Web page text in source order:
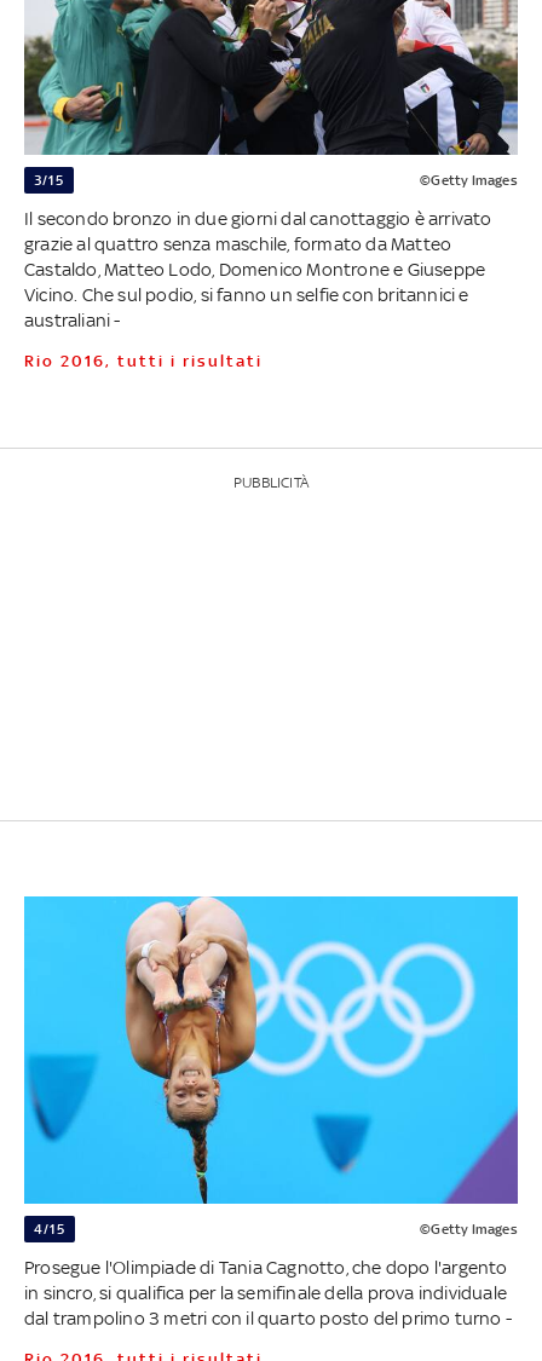
3/15 ©Getty Images
Il secondo bronzo in due giorni dal canottaggio è arrivato
grazie al quattro senza maschile, formato da Matteo
Castaldo, Matteo Lodo, Domenico Montrone e Giuseppe
Vicino. Che sul podio, si fanno un selfie con britannici e
australiani -
Rio 2016, tutti i risultati
PUBBLICITÀ
4/15 ©Getty Images
Prosegue l'Olimpiade di Tania Cagnotto, che dopo l'argento
in sincro, si qualifica per la semifinale della prova individuale
dal trampolino 3 metri con il quarto posto del primo turno -